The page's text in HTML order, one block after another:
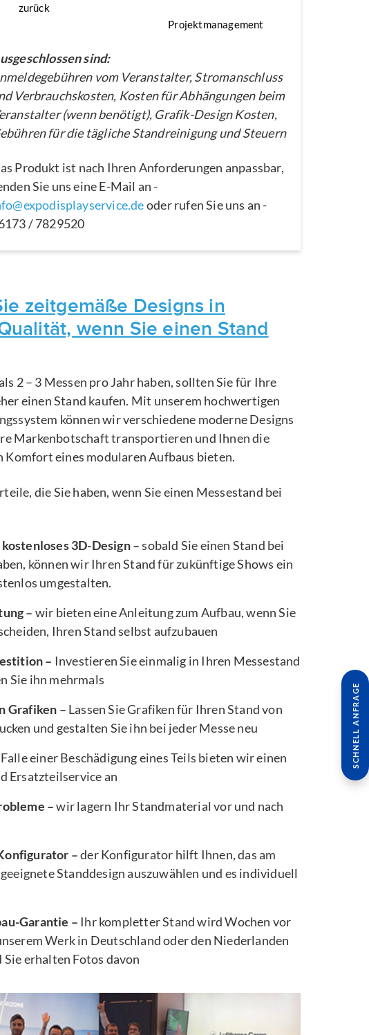
zurück
Projektmanagement
sind:
vom Veranstalter, Stromanschluss
Verbrauchskosten, Kosten für Abhängungen beim
(wenn benötigt), Grafik-Design Kosten,
für die tägliche Standreinigung und Steuern
Produkt ist nach Ihren Anforderungen anpassbar,
Sie uns eine E-Mail an -
oder rufen Sie uns an -
/ 7829520
zeitgemäße Designs in
wenn Sie einen Stand
2 – 3 Messen pro Jahr haben, sollten Sie für Ihre
einen Stand kaufen. Mit unserem hochwertigen
können wir verschiedene moderne Designs
Markenbotschaft transportieren und Ihnen die
Komfort eines modularen Aufbaus bieten.
die Sie haben, wenn Sie einen Messestand bei
3D-Design –sobald Sie einen Stand bei
können wir Ihren Stand für zukünftige Shows ein
umgestalten.
– wir bieten eine Anleitung zum Aufbau, wenn Sie
Ihren Stand selbst aufzubauen
– Investieren Sie einmalig in Ihren Messestand
Sie ihn mehrmals
Grafiken – Lassen Sie Grafiken für Ihren Stand von
und gestalten Sie ihn bei jeder Messe neu
einer Beschädigung eines Teils bieten wir einen
Ersatzteilservice an
–wir lagern Ihr Standmaterial vor und nach
–der Konfigurator hilft Ihnen, das am
Standdesign auszuwählen und es individuell
Garantie – Ihr kompletter Stand wird Wochen vor
Werk in Deutschland oder den Niederlanden
erhalten Fotos davon
SCHNELL ANFRAGE